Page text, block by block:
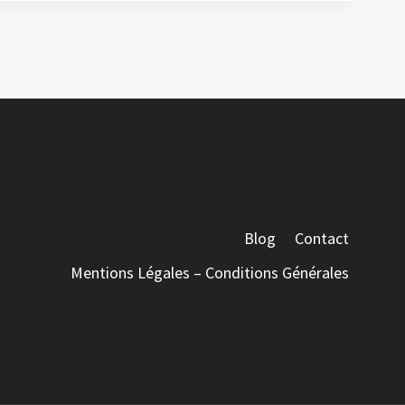
Blog
Contact
Mentions Légales – Conditions Générales